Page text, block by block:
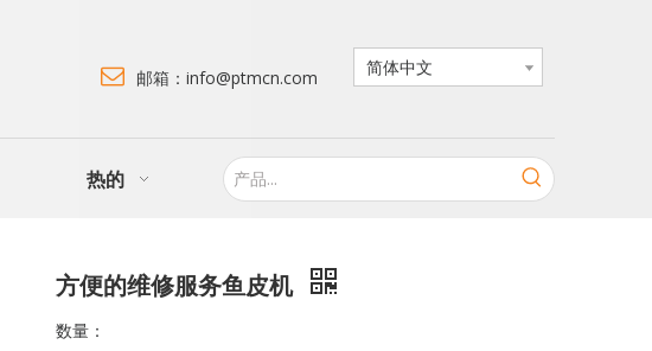
 邮箱：info@ptmcn.com 简体中文
热的
方便的维修服务鱼皮机
数量：